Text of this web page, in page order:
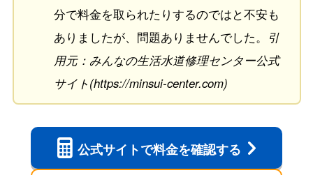
分で料金を取られたりするのではと不安も
ありましたが、問題ありませんでした。
引
用元：みんなの生活水道修理センター公式
サイト(https://minsui-center.com)
公式サイトで料金を確認する